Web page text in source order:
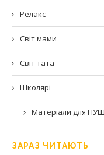
Релакс
Світ мами
Світ тата
Школярі
Матеріали для НУШ
ЗАРАЗ ЧИТАЮТЬ